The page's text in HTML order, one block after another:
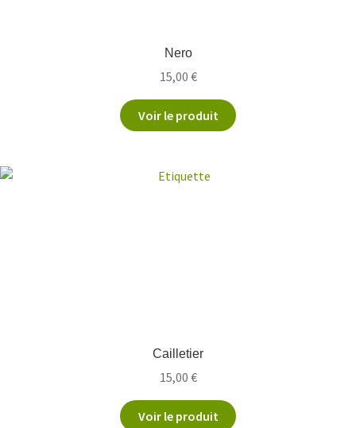
Nero
15,00 €
Voir le produit
Cailletier
15,00 €
Voir le produit